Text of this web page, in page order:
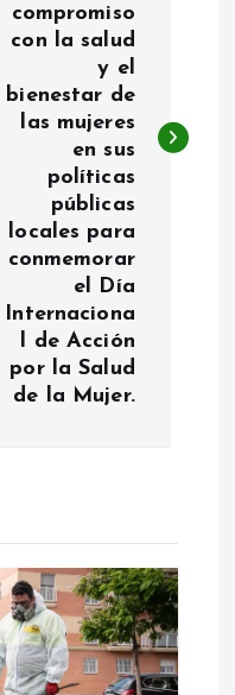
compromiso
con la salud
y el
bienestar de
las mujeres
en sus
políticas
públicas
locales para
conmemorar
el Día
Internaciona
l de Acción
por la Salud
de la Mujer.